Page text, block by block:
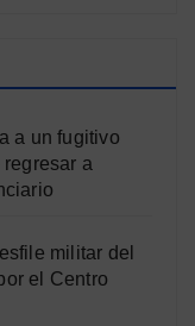
a un fugitivo
a
militar del
el Centro